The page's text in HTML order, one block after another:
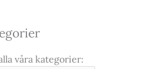
våra kategorier: